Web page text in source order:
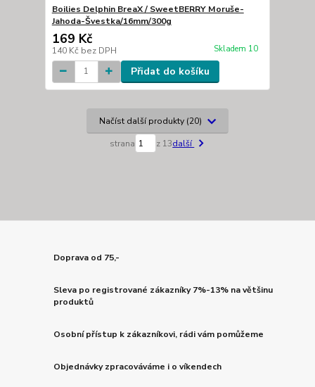
Boilies Delphin BreaX / SweetBERRY Moruše-
Jahoda-Švestka/16mm/300g
169 Kč
140 Kč bez DPH Skladem 10
Přidat do košíku
Načíst další produkty (20)
strana z 13další
Doprava od 75,-
Sleva po registrované zákazníky 7%-13% na většinu
produktů
Osobní přístup k zákazníkovi, rádi vám pomůžeme
Objednávky zpracováváme i o víkendech